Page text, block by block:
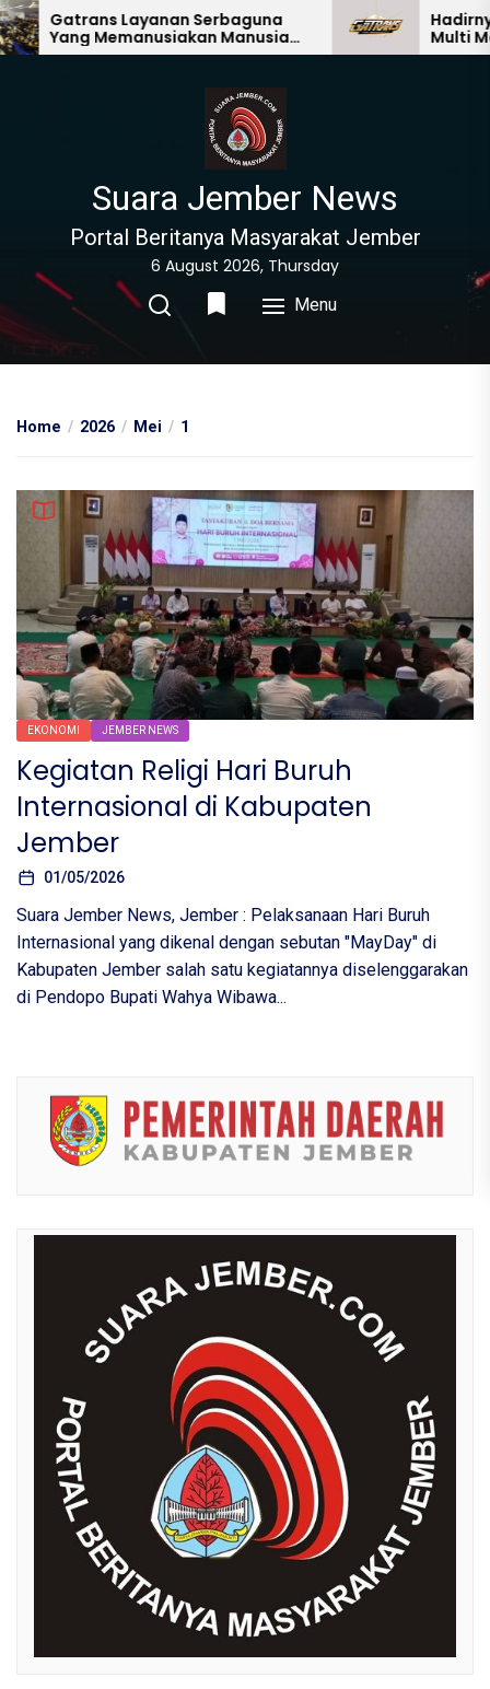
Skip
to
Layanan Serbaguna
Memanusiakan Manusia
Hadirnya
Multi Manfaat
Suara Jember News
Portal Beritanya Masyarakat Jember
6 August 2026, Thursday
Menu
Home 2026 Mei 1
EKONOMI JEMBER NEWS
Kegiatan Religi Hari Buruh
Internasional di Kabupaten
Jember
01/05/2026
Suara Jember News, Jember : Pelaksanaan Hari Buruh
Internasional yang dikenal dengan sebutan "MayDay" di
Kabupaten Jember salah satu kegiatannya diselenggarakan
di Pendopo Bupati Wahya Wibawa...